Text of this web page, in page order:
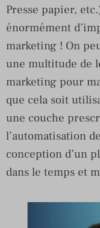
Presse papier,
énormément
marketing ! On
une multitude de
marketing pour
que cela soit
une couche
l’automatisation
conception d’un
dans le temps et